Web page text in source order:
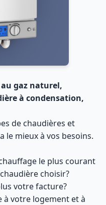
gaz naturel,
à condensation,
de chaudières et
le mieux à vos besoins.
le plus courant
choisir?
votre facture?
à votre logement et à